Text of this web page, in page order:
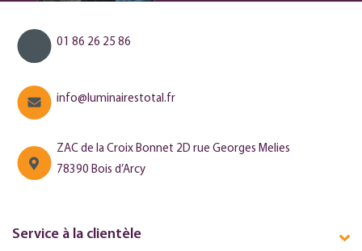
01 86 26 25 86
info@luminairestotal.fr
ZAC de la Croix Bonnet 2D rue Georges Melies
78390 Bois d’Arcy
Service à la clientèle